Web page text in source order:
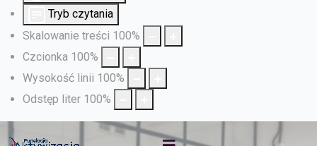
Tryb czytania
Skalowanie treści 100%
Czcionka 100%
Wysokość linii 100%
Odstęp liter 100%